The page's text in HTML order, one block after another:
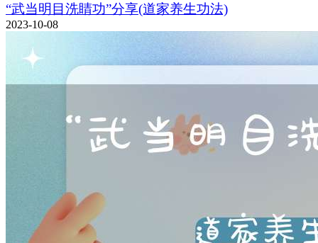
“武当明目洗睛功”分享(道家养生功法)
2023-10-08